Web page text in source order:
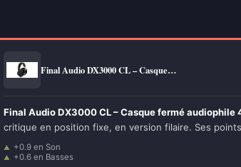
Final Audio DX3000 CL – Casque…
Final Audio DX3000 CL – Casque fermé audiophile
critique en position fixe, en version filaire. Ses
+0.9 en Son
+0.6 en Basses